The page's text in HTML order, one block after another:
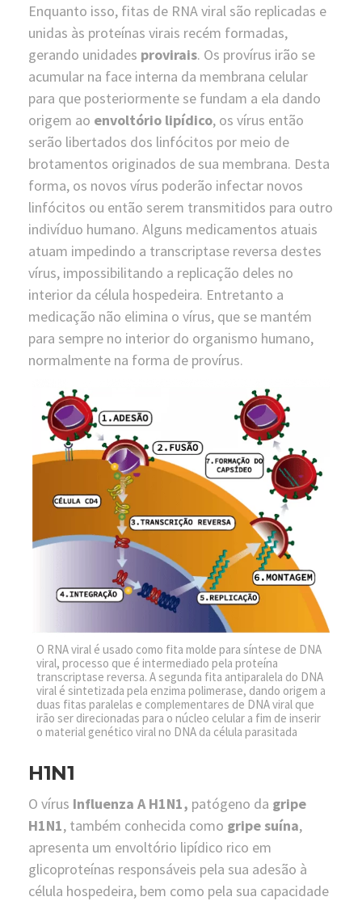
Enquanto isso, fitas de RNA viral são replicadas e
unidas às proteínas virais recém formadas,
gerando unidades provirais. Os provírus irão se
acumular na face interna da membrana celular
para que posteriormente se fundam a ela dando
origem ao envoltório lipídico, os vírus então
serão libertados dos linfócitos por meio de
brotamentos originados de sua membrana. Desta
forma, os novos vírus poderão infectar novos
linfócitos ou então serem transmitidos para outro
indivíduo humano. Alguns medicamentos atuais
atuam impedindo a transcriptase reversa destes
vírus, impossibilitando a replicação deles no
interior da célula hospedeira. Entretanto a
medicação não elimina o vírus, que se mantém
para sempre no interior do organismo humano,
normalmente na forma de provírus.
O RNA viral é usado como fita molde para síntese de DNA
viral, processo que é intermediado pela proteína
transcriptase reversa. A segunda fita antiparalela do DNA
viral é sintetizada pela enzima polimerase, dando origem a
duas fitas paralelas e complementares de DNA viral que
irão ser direcionadas para o núcleo celular a fim de inserir
o material genético viral no DNA da célula parasitada
H1N1
O vírus Influenza A H1N1, patógeno da gripe
H1N1, também conhecida como gripe suína,
apresenta um envoltório lipídico rico em
glicoproteínas responsáveis pela sua adesão à
célula hospedeira, bem como pela sua capacidade